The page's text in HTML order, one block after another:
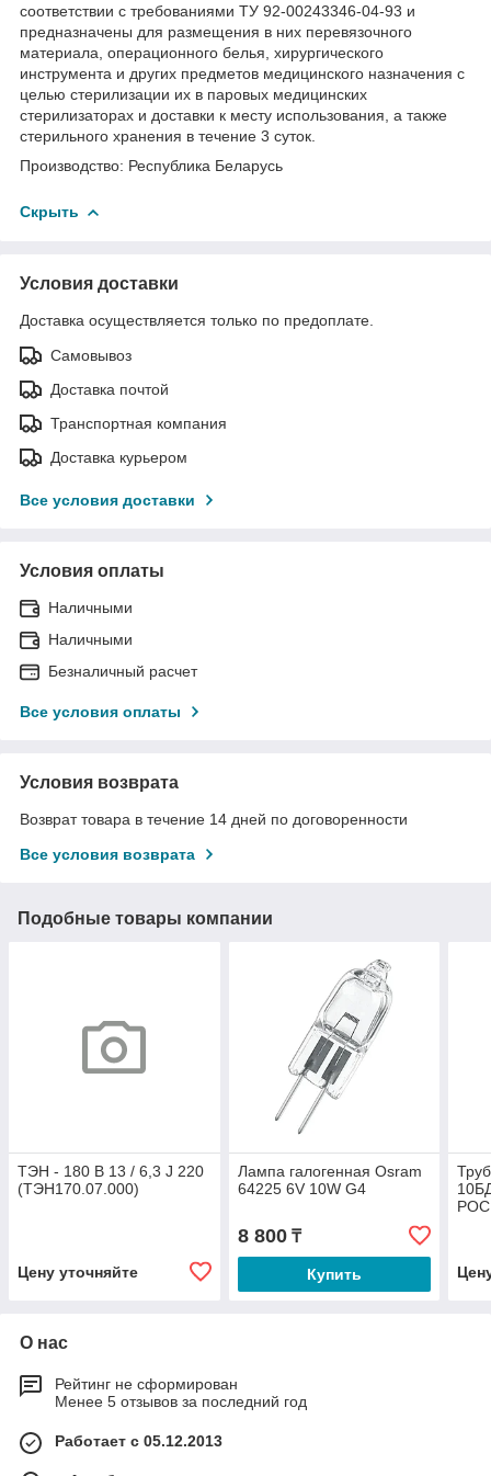
соответствии с требованиями ТУ 92-00243346-04-93 и
предназначены для размещения в них перевязочного
материала, операционного белья, хирургического
инструмента и других предметов медицинского назначения с
целью стерилизации их в паровых медицинских
стерилизаторах и доставки к месту использования, а также
стерильного хранения в течение 3 суток.
Производство: Республика Беларусь
Скрыть
Условия доставки
Доставка осуществляется только по предоплате.
Самовывоз
Доставка почтой
Транспортная компания
Доставка курьером
Все условия доставки
Условия оплаты
Наличными
Наличными
Безналичный расчет
Все условия оплаты
Условия возврата
Возврат товара в течение 14 дней по договоренности
Все условия возврата
Подобные товары компании
ТЭН - 180 В 13 / 6,3 J 220
(ТЭН170.07.000)
Цену уточняйте
Лампа галогенная Osram
64225 6V 10W G4
8 800₸
Купить
О нас
Рейтинг не сформирован
Менее 5 отзывов за последний год
Работает с 05.12.2013